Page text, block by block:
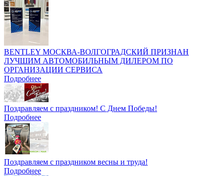
BENTLEY МОСКВА-ВОЛГОГРАДСКИЙ ПРИЗНАН
ЛУЧШИМ АВТОМОБИЛЬНЫМ ДИЛЕРОМ ПО
ОРГАНИЗАЦИИ СЕРВИСА
Подробнее
Поздравляем с праздником! С Днем Победы!
Подробнее
Поздравляем с праздником весны и труда!
Подробнее